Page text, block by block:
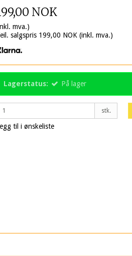
NOK
mva.)
salgspris 199,00 NOK (inkl. mva.)
Lagerstatus: På lager
stk.
til i ønskeliste